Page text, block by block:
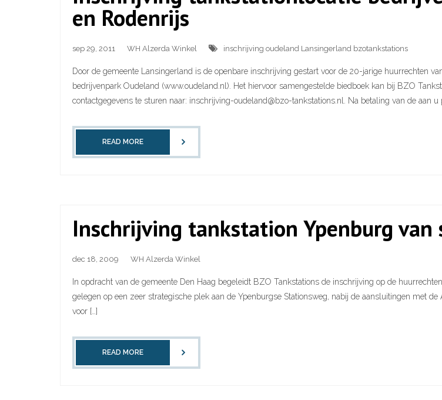
en Rodenrijs
sep 29, 2011 WH Alzerda Winkel inschrijving oudeland Lansingerland bzotankstations
Door de gemeente Lansingerland is de openbare inschrijving gestart voor de 20-jarige huurrechten
bedrijvenpark Oudeland (www.oudeland.nl). Het hiervoor samengestelde biedboek kan bij BZO
contactgegevens te sturen naar: inschrijving-oudeland@bzo-tankstations.nl. Na betaling van de aan u
READ MORE
Inschrijving tankstation Ypenburg van
dec 18, 2009 WH Alzerda Winkel
In opdracht van de gemeente Den Haag begeleidt BZO Tankstations de inschrijving op de
gelegen op een zeer strategische plek aan de Ypenburgse Stationsweg, nabij de aansluitingen met
voor […]
READ MORE